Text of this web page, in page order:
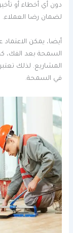
دون أي أخطاء أو
لضمان رضا العملاء.
أيضا، يمكن
السمحة بعد الفك،
المشاريع. لذلك
في السمحة.